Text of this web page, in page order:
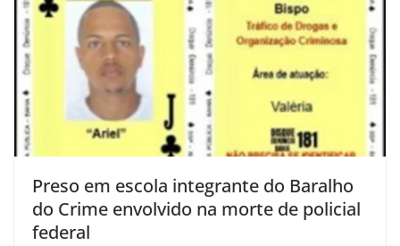
Preso em escola integrante do Baralho
do Crime envolvido na morte de policial
federal